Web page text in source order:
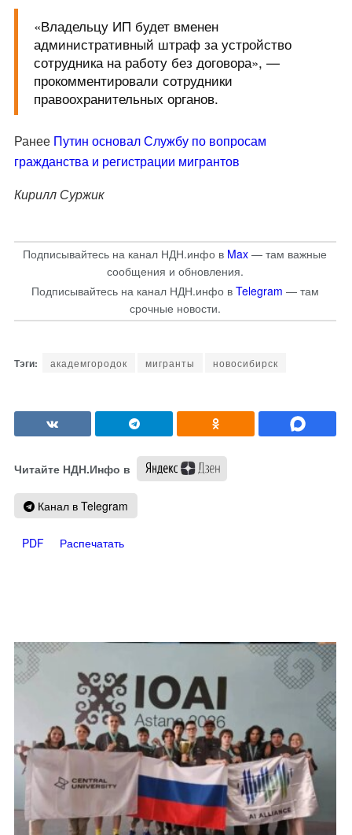
«Владельцу ИП будет вменен
административный штраф за устройство
сотрудника на работу без договора», —
прокомментировали сотрудники
правоохранительных органов.
РанееПутин основал Службу по вопросам
гражданства и регистрации мигрантов
Кирилл Суржик
Подписывайтесь на канал НДН.инфо в Max — там важные
сообщения и обновления.
Подписывайтесь на канал НДН.инфо в Telegram — там
срочные новости.
академгородок мигранты новосибирск
Читайте НДН.Инфо в
Канал в Telegram
PDF Распечатать